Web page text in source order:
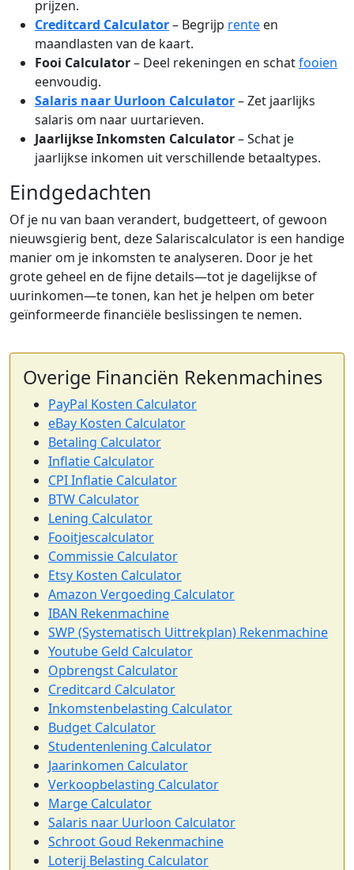
prijzen.
Creditcard Calculator– Begrijp rente en
maandlasten van de kaart.
Fooi Calculator– Deel rekeningen en schatfooien
eenvoudig.
Salaris naar Uurloon Calculator– Zet jaarlijks
salaris om naar uurtarieven.
Jaarlijkse Inkomsten Calculator– Schat je
jaarlijkse inkomen uit verschillende betaaltypes.
Eindgedachten
Of je nu van baan verandert, budgetteert, of gewoon
nieuwsgierig bent, deze Salariscalculator is een handige
manier om je inkomsten te analyseren. Door je het
grote geheel en de fijne details—tot je dagelijkse of
uurinkomen—te tonen, kan het je helpen om beter
geïnformeerde financiële beslissingen te nemen.
Overige Financiën Rekenmachines
PayPal Kosten Calculator
eBay Kosten Calculator
Betaling Calculator
Inflatie Calculator
CPI Inflatie Calculator
BTW Calculator
Lening Calculator
Fooitjescalculator
Commissie Calculator
Etsy Kosten Calculator
Amazon Vergoeding Calculator
IBAN Rekenmachine
SWP (Systematisch Uittrekplan) Rekenmachine
Youtube Geld Calculator
Opbrengst Calculator
Creditcard Calculator
Inkomstenbelasting Calculator
Budget Calculator
Studentenlening Calculator
Jaarinkomen Calculator
Verkoopbelasting Calculator
Marge Calculator
Salaris naar Uurloon Calculator
Schroot Goud Rekenmachine
Loterij Belasting Calculator